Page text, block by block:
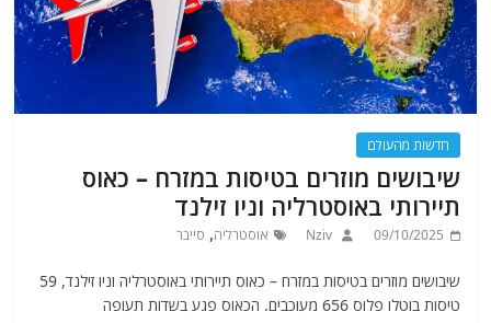
חדשות מהעולם
שיבושים מוזרים בטיסות במזרח – כאוס
תיירותי באוסטרליה וניו זילנד
09/10/2025
Nziv אוסטרליה, סייבר
שיבושים מוזרים בטיסות במזרח – כאוס תיירותי באוסטרליה וניו זילנד, 59
טיסות בוטלו פלוס 656 מעוכבים. הכאוס פגע בשדות תעופה